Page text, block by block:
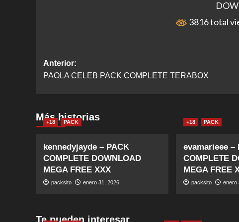
3816 total
Navegación
de
Anterior:
PAOLA CELEB PACK COMPLETE TERABOX
Más historias
+18 PACK
kennedyjayde – PACK
COMPLETE DOWNLOAD
MEGA FREE XXX
packsito enero 31, 2026
+18 PACK
evamarieee –
COMPLETE
MEGA FREE
packsito enero
Te pueden interesar